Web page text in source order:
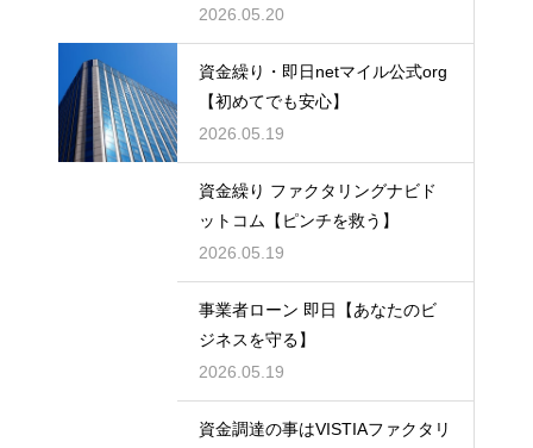
見】
2026.05.20
資金繰り・即日netマイル公式org
【初めてでも安心】
2026.05.19
資金繰り ファクタリングナビド
ットコム【ピンチを救う】
2026.05.19
事業者ローン 即日【あなたのビ
ジネスを守る】
2026.05.19
資金調達の事はVISTIAファクタリ